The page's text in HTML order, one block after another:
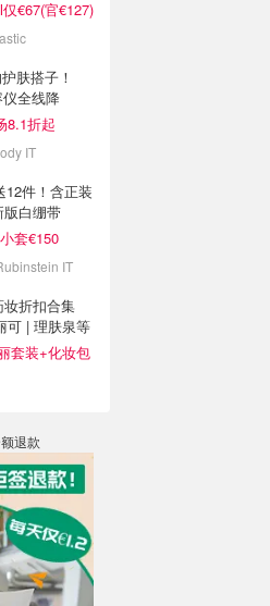
€67(官€127)
肤搭子！
全线降
8.1折起
IT
12件！含正装
白绷带
套€150
IT
折扣合集
可 | 理肤泉等
套装+化妆包
退款